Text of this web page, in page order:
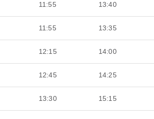
11:55 13:40
11:55 13:35
12:15 14:00
12:45 14:25
13:30 15:15